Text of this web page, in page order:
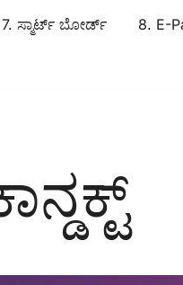
7. ಸ್ಮಾರ್ಟ್ ಬೋರ್ಡ್ 8. E-